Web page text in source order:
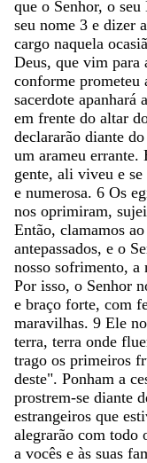
que o Senhor, o seu
seu nome 3 e dizer
cargo naquela
Deus, que vim para
conforme prometeu
sacerdote apanhará a
em frente do altar
declararão diante do
um arameu errante.
gente, ali viveu e se
e numerosa. 6 Os
nos oprimiram,
Então, clamamos ao
antepassados, e o
nosso sofrimento, a
Por isso, o Senhor
e braço forte, com
maravilhas. 9 Ele
terra, terra onde
trago os primeiros
deste". Ponham a
prostrem-se diante
estrangeiros que
alegrarão com todo
a vocês e às suas